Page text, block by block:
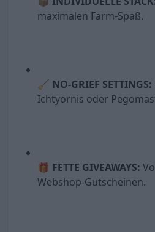
maximalen Farm-Spaß.
🧹 NO-GRIEF SETTINGS:
Ichtyornis oder
🎁 FETTE GIVEAWAYS:
Webshop-Gutscheinen.